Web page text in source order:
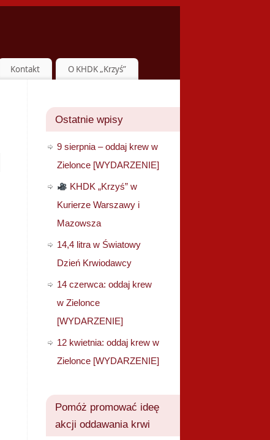
Kontakt O KHDK „Krzyś”
Ostatnie wpisy
9 sierpnia – oddaj krew w
Zielonce [WYDARZENIE]
KHDK „Krzyś” w
Kurierze Warszawy i
Mazowsza
14,4 litra w Światowy
Dzień Krwiodawcy
14 czerwca: oddaj krew
w Zielonce
[WYDARZENIE]
12 kwietnia: oddaj krew w
Zielonce [WYDARZENIE]
Pomóż promować ideę
akcji oddawania krwi